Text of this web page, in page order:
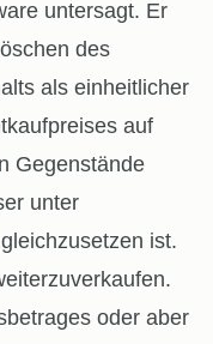
untersagt. Er
des
als einheitlicher
auf
Gegenstände
unter
ist.
oder aber